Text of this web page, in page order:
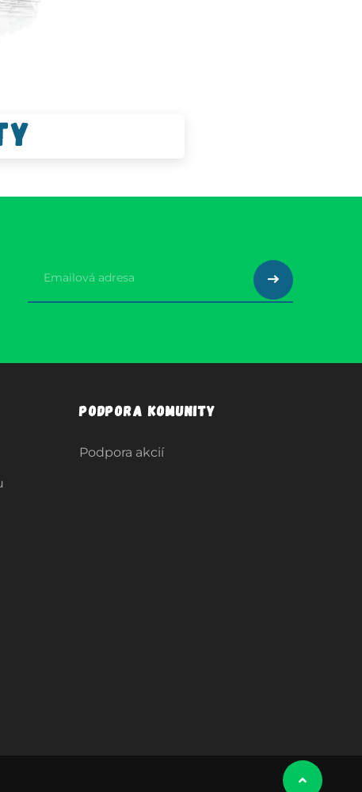
Podpora komunity
Podpora akcií